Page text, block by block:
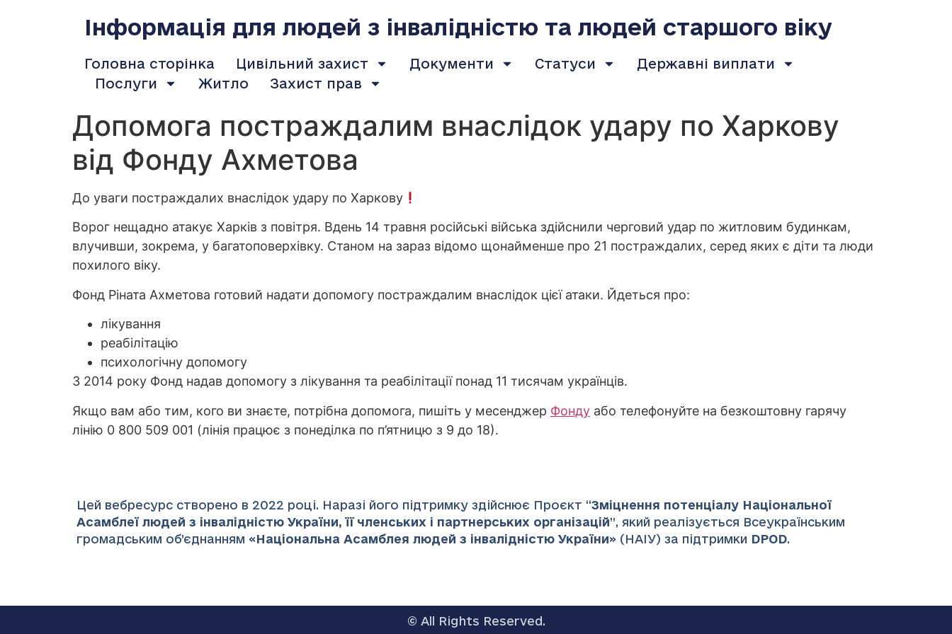
Інформація для людей з інвалідністю та людей старшого віку
Головна сторінка Цивільний захист Документи Статуси
Державні виплати
Послуги
Житло Захист прав
Допомога постраждалим внаслідок удару по Харкову
від Фонду Ахметова
До уваги постраждалих внаслідок удару по Харкову
Ворог нещадно атакує Харків з повітря. Вдень 14 травня російські війська здійснили черговий удар по житловим будинкам,
влучивши, зокрема, у багатоповерхівку. Станом на зараз відомо щонайменше про 21 постраждалих, серед яких є діти та люди
похилого віку.
Фонд Ріната Ахметова готовий надати допомогу постраждалим внаслідок цієї атаки. Йдеться про:
лікування
реабілітацію
психологічну допомогу
З 2014 року Фонд надав допомогу з лікування та реабілітації понад 11 тисячам українців.
Якщо вам або тим, кого ви знаєте, потрібна допомога, пишіть у месенджер Фонду або телефонуйте на безкоштовну гарячу
лінію 0 800 509 001 (лінія працює з понеділка по п’ятницю з 9 до 18).
Цей вебресурс створено в 2022 році. Наразі його підтримку здійснює Проєкт “Зміцнення потенціалу Національної
Асамблеї людей з інвалідністю України, її членських і партнерських організацій”, який реалізується Всеукраїнським
громадським об’єднанням «Національна Асамблея людей з інвалідністю України» (НАІУ) за підтримки DPOD.
© All Rights Reserved.